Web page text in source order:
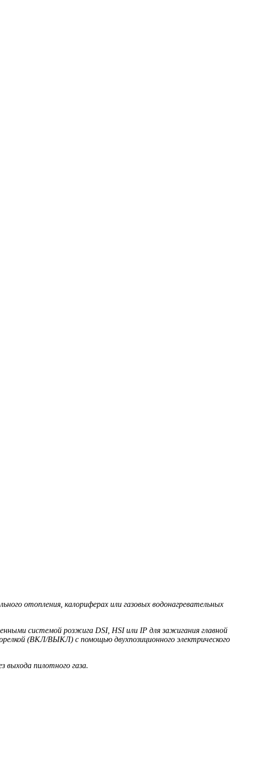
отопления, калориферах или газовых водонагревательных
системой розжига DSI, HSI или IP для зажигания главной
(ВКЛ/ВЫКЛ) с помощью двухпозиционного электрического
выхода пилотного газа.